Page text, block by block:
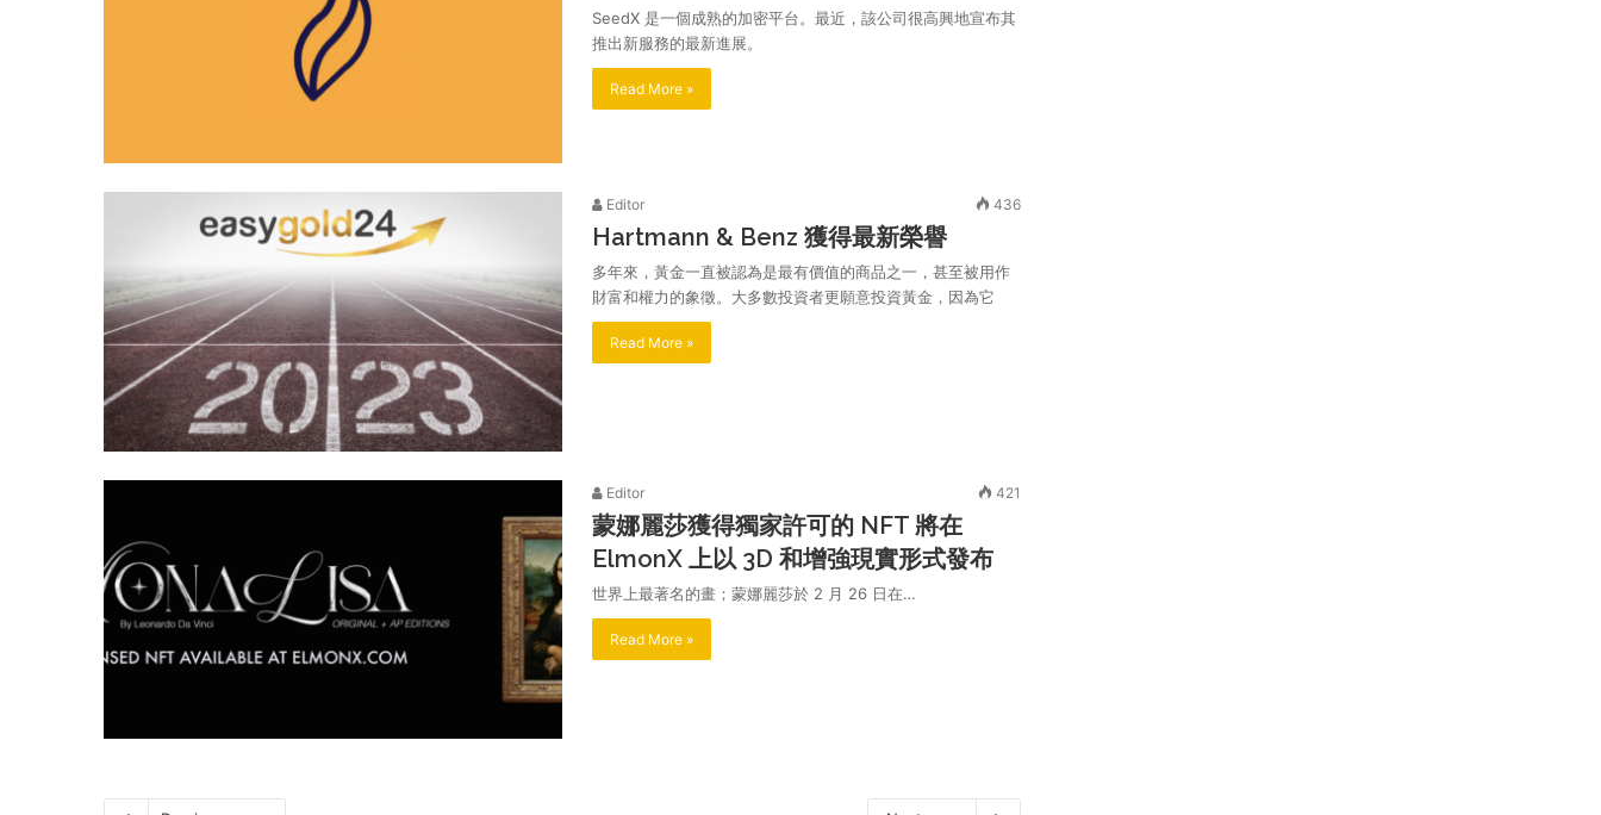
SeedX 是一個成熟的加密平台。最近，該公司很高興地宣布其
推出新服務的最新進展。
Read More »
Editor 436
Hartmann & Benz 獲得最新榮譽
多年來，黃金一直被認為是最有價值的商品之一，甚至被用作
財富和權力的象徵。大多數投資者更願意投資黃金，因為它
Read More »
Editor 421
蒙娜麗莎獲得獨家許可的 NFT 將在
ElmonX 上以 3D 和增強現實形式發布
世界上最著名的畫；蒙娜麗莎於 2 月 26 日在…
Read More »